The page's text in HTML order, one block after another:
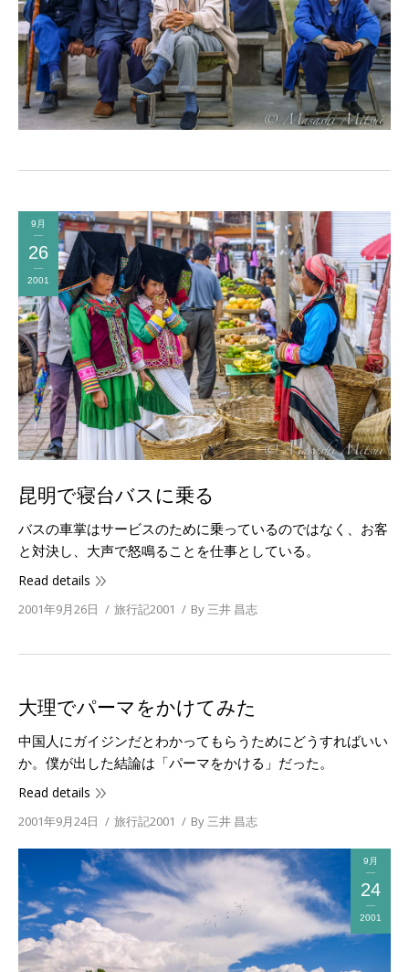
9月
26
2001
昆明で寝台バスに乗る
バスの車掌はサービスのために乗っているのではなく、お客
と対決し、大声で怒鳴ることを仕事としている。
Read details
2001年9月26日 旅行記2001 By 三井 昌志
大理でパーマをかけてみた
中国人にガイジンだとわかってもらうためにどうすればいい
か。僕が出した結論は「パーマをかける」だった。
Read details
2001年9月24日 旅行記2001 By 三井 昌志
9月
24
2001